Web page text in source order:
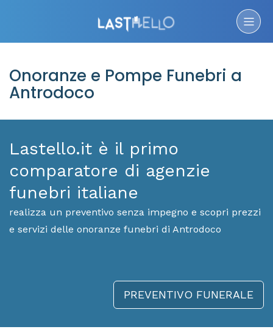
Onoranze e Pompe Funebri a
Antrodoco
Lastello.it è il primo
comparatore di agenzie
funebri italiane
realizza un preventivo senza impegno e scopri prezzi
e servizi delle onoranze funebri di Antrodoco
PREVENTIVO FUNERALE